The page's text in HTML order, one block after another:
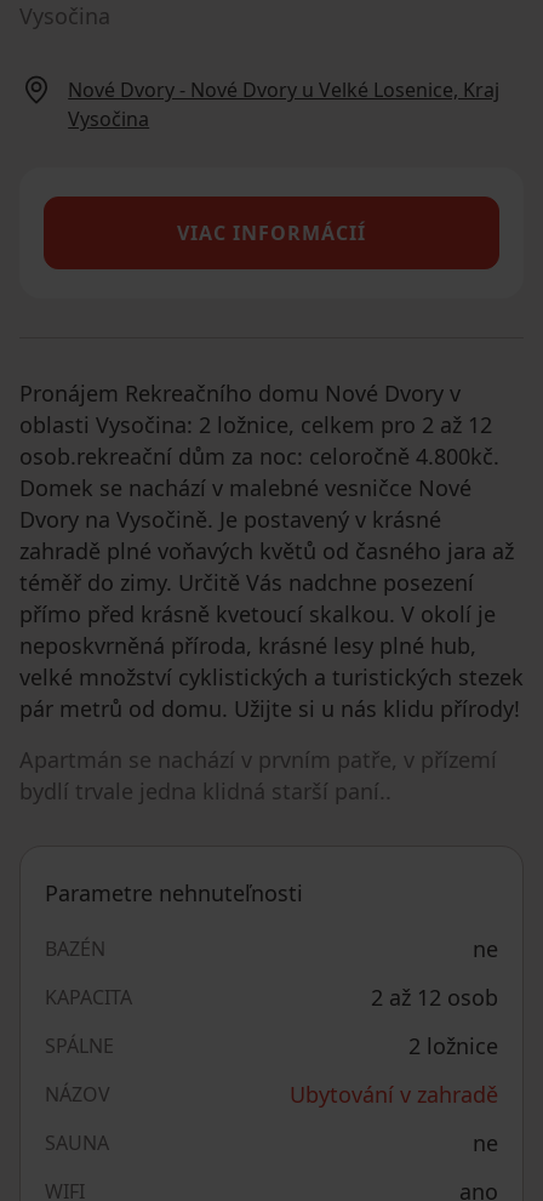
Vysočina
Nové Dvory - Nové Dvory u Velké Losenice, Kraj
Vysočina
VIAC INFORMÁCIÍ
Pronájem Rekreačního domu Nové Dvory v
oblasti Vysočina: 2 ložnice, celkem pro 2 až 12
osob.rekreační dům za noc: celoročně 4.800kč.
Domek se nachází v malebné vesničce Nové
Dvory na Vysočině. Je postavený v krásné
zahradě plné voňavých květů od časného jara až
téměř do zimy. Určitě Vás nadchne posezení
přímo před krásně kvetoucí skalkou. V okolí je
neposkvrněná příroda, krásné lesy plné hub,
velké množství cyklistických a turistických stezek
pár metrů od domu. Užijte si u nás klidu přírody!
Apartmán se nachází v prvním patře, v přízemí
bydlí trvale jedna klidná starší paní..
Parametre nehnuteľnosti
BAZÉN ne
KAPACITA 2 až 12 osob
SPÁLNE 2 ložnice
NÁZOV Ubytování v zahradě
SAUNA ne
WIFI ano